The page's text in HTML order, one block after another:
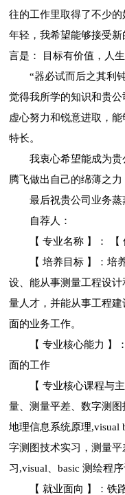
往的工作里取得了不少
年轻，我希望能够接受
言是： 目标有价值，人生
“器必试而后之其利
觉得我所学的知识和贵
虚心努力和锐意进取，
特长。
我衷心希望能成为
腾飞做出自己的绵薄之
最后祝贵公司业务
自荐人：
【 专业名称 】： 【
【 培养目标 】：培
设、能从事测量工程设
量人才，并能从事工程
面的业务工作。
【 专业核心能力
面的工作
【 专业核心课程与
量、测量平差、数字测
地理信息系统原理,visual
字测图技术实习，测量
习,visual、basic 测绘程
【 就业面向 】：铁